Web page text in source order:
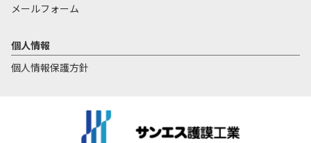
メールフォーム
個人情報
個人情報保護方針